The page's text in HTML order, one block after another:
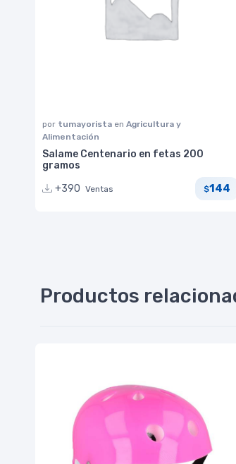
por tumayorista en Agricultura y
Alimentación
Salame Centenario en fetas 200
gramos
+390 Ventas $144
Productos